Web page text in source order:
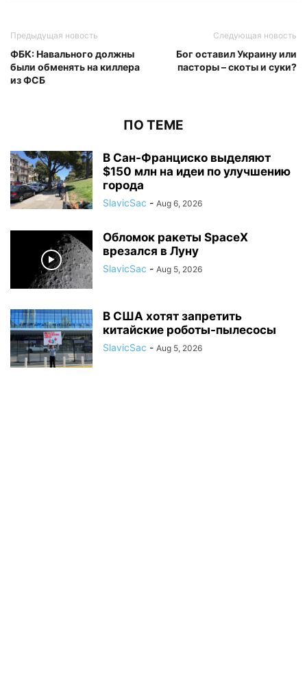
Предыдущая новость
ФБК: Навального должны
были обменять на киллера
из ФСБ
Следующая новость
Бог оставил Украину или
пасторы – скоты и суки?
ПО ТЕМЕ
В Сан-Франциско выделяют
$150 млн на идеи по улучшению
города
SlavicSac - Aug 6, 2026
Обломок ракеты SpaceX
врезался в Луну
SlavicSac - Aug 5, 2026
В США хотят запретить
китайские роботы-пылесосы
SlavicSac - Aug 5, 2026